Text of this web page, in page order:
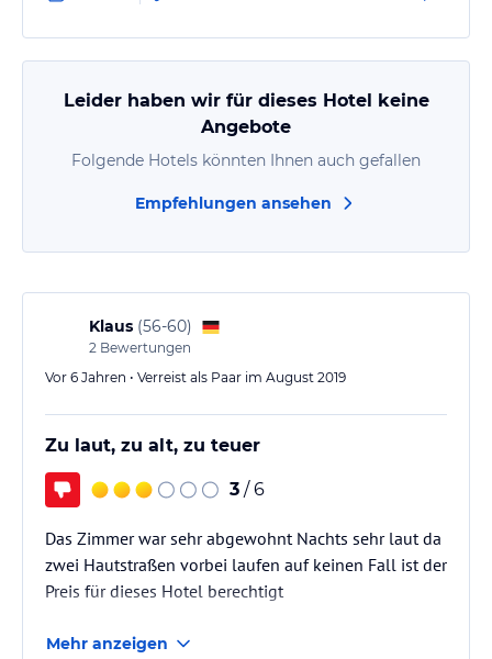
Leider haben wir für dieses Hotel keine
Angebote
Folgende Hotels könnten Ihnen auch gefallen
Empfehlungen ansehen
Klaus (56-60)
2 Bewertungen
Vor 6 Jahren • Verreist als Paar im August 2019
Zu laut, zu alt, zu teuer
3 / 6
Das Zimmer war sehr abgewohnt Nachts sehr laut da
zwei Hautstraßen vorbei laufen auf keinen Fall ist der
Preis für dieses Hotel berechtigt
Mehr anzeigen